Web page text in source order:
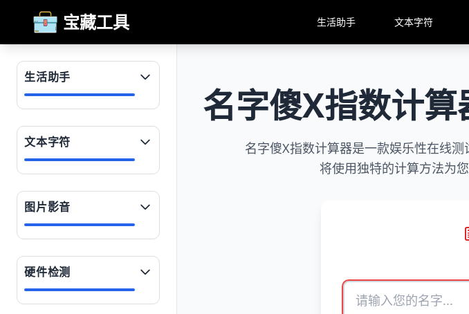
宝藏工具 生活助手 文本字符
生活助手
文本字符
图片影音
硬件检测
名字傻X指数计
名字傻X指数计算器是一款娱乐性在线
将使用独特的计算方法为